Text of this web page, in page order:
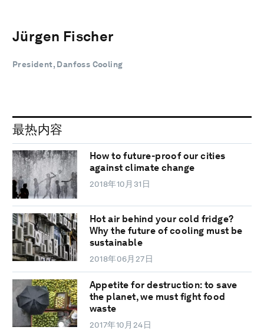
Jürgen Fischer
President, Danfoss Cooling
最热内容
How to future-proof our cities
against climate change
2018年10月31日
Hot air behind your cold fridge?
Why the future of cooling must be
sustainable
2018年06月27日
Appetite for destruction: to save
the planet, we must fight food
waste
2017年10月24日